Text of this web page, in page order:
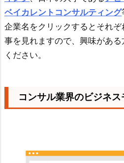
ベイカレントコンサルティング
企業名をクリックするとそれ
事を見れますので、興味があ
ください。
コンサル業界のビジネス